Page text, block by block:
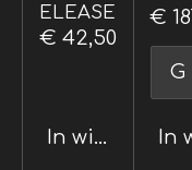
ELEASE
€ 42,50
In
€
In